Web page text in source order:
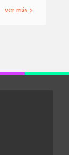
ver más >